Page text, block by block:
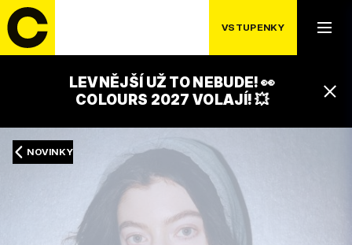
VSTUPENKY
LEVNĚJŠÍ UŽ TO NEBUDE! 👀
COLOURS 2027 VOLAJÍ! 💥
NOVINKY